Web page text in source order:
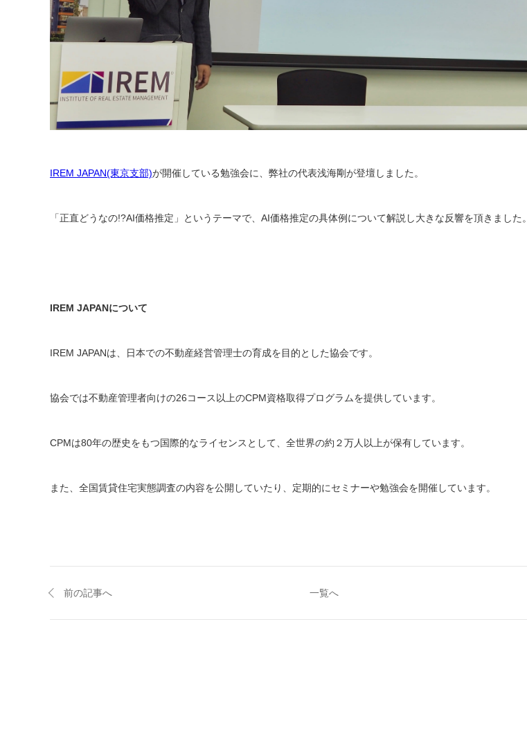
IREM JAPAN(東京支部)が開催している勉強会に、弊社の代表浅海剛が登壇しました。
「正直どうなの!?AI価格推定」というテーマで、AI価格推定の具体例について解説し大きな反響を頂きました。
IREM JAPANについて
IREM JAPANは、日本での不動産経営管理士の育成を目的とした協会です。
協会では不動産管理者向けの26コース以上のCPM資格取得プログラムを提供しています。
CPMは80年の歴史をもつ国際的なライセンスとして、全世界の約２万人以上が保有しています。
また、全国賃貸住宅実態調査の内容を公開していたり、定期的にセミナーや勉強会を開催しています。
前の記事へ 一覧へ